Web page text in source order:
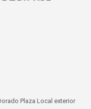
Plaza Local exterior